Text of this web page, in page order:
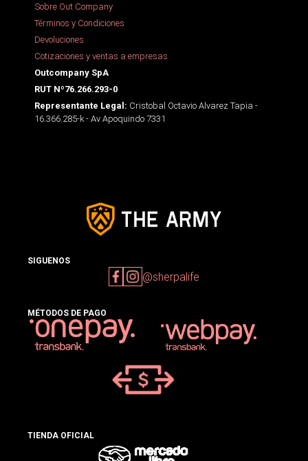
Sobre Out Company
Términos y Condiciones
Devoluciones
Cotizaciones y ventas a empresas
Outcompany SpA
RUT Nº76.266.293-0
Representante Legal: Cristobal Octavio Alvarez Tapia -
16.366.285-k - Av Apoquindo 7331
SIGUENOS
@sherpalife
MÉTODOS DE PAGO
TIENDA OFICIAL